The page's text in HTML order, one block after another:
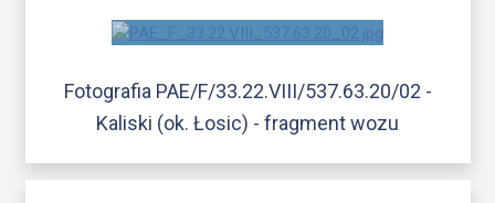
Fotografia PAE/F/33.22.VIII/537.63.20/02 -
Kaliski (ok. Łosic) - fragment wozu